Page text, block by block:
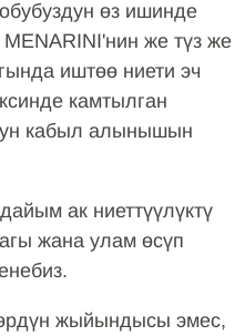
өз ишинде
же түз же
иштөө ниети эч
камтылган
кабыл алынышын
ак ниеттүүлүктү
жана улам өсүп
жыйындысы эмес,